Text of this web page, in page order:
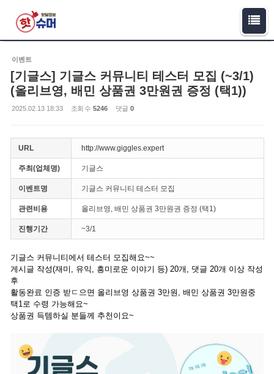
이벤트
[기글스] 기글스 커뮤니티 테스터 모집 (~3/1)
(올리브영, 배민 상품권 3만원권 증정 (택1))
2025.02.13 18:33 조회 수 5246 댓글 0
URL http://www.giggles.expert
주최(업체명) 기글스
이벤트명 기글스 커뮤니티 테스터 모집
관련비용 올리브영, 배민 상품권 3만원권 증정 (택1)
진행기간 ~3/1
기글스 커뮤니티에서 테스터 모집해요~~
게시글 작성(재미, 유익, 흥미로운 이야기 등) 20개, 댓글 20개 이상 작성
후
활동완료 인증 받ㄷ으면 올리브영 상품권 3만원, 배민 상품권 3만원중
택1로 수령 가능해요~
상품권 득템하실 분들께 추천이요~